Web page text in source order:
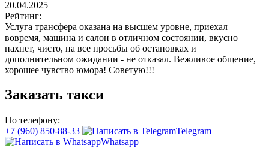
20.04.2025
Рейтинг:
Услуга трансфера оказана на высшем уровне, приехал
вовремя, машина и салон в отличном состоянии, вкусно
пахнет, чисто, на все просьбы об остановках и
дополнительном ожидании - не отказал. Вежливое общение,
хорошее чувство юмора! Советую!!!
Заказать такси
По телефону:
+7 (960) 850-88-33
Telegram
Whatsapp